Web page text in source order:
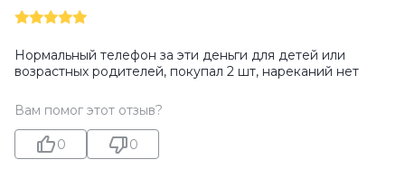
Нормальный телефон за эти деньги для детей или
возрастных родителей, покупал 2 шт, нареканий нет
Вам помог этот отзыв?
0 0